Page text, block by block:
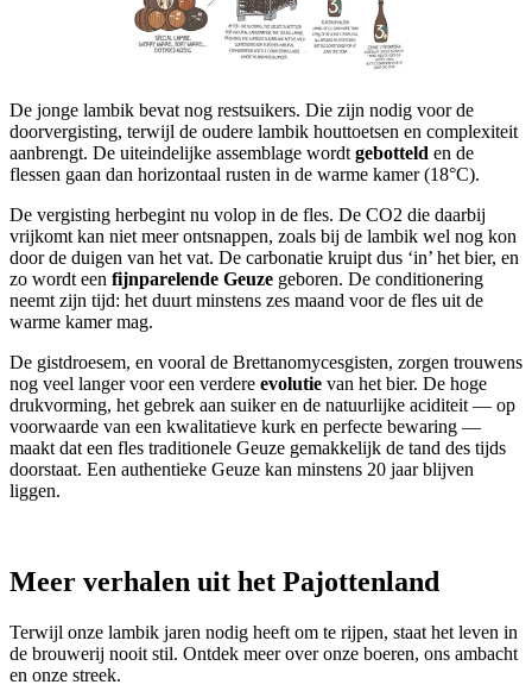
De jonge lambik bevat nog restsuikers. Die zijn nodig voor de
doorvergisting, terwijl de oudere lambik houttoetsen en complexiteit
aanbrengt. De uiteindelijke assemblage wordt gebotteld en de
flessen gaan dan horizontaal rusten in de warme kamer (18°C).
De vergisting herbegint nu volop in de fles. De CO2 die daarbij
vrijkomt kan niet meer ontsnappen, zoals bij de lambik wel nog kon
door de duigen van het vat. De carbonatie kruipt dus ‘in’ het bier, en
zo wordt een fijnparelende Geuze geboren. De conditionering
neemt zijn tijd: het duurt minstens zes maand voor de fles uit de
warme kamer mag.
De gistdroesem, en vooral de Brettanomycesgisten, zorgen trouwens
nog veel langer voor een verdere evolutie van het bier. De hoge
drukvorming, het gebrek aan suiker en de natuurlijke aciditeit — op
voorwaarde van een kwalitatieve kurk en perfecte bewaring —
maakt dat een fles traditionele Geuze gemakkelijk de tand des tijds
doorstaat. Een authentieke Geuze kan minstens 20 jaar blijven
liggen.
Meer verhalen uit het Pajottenland
Terwijl onze lambik jaren nodig heeft om te rijpen, staat het leven in
de brouwerij nooit stil. Ontdek meer over onze boeren, ons ambacht
en onze streek.